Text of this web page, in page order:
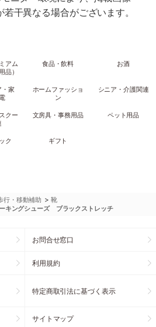
干異なる場合がございます。
アム
品）
食品・飲料 お酒
・家
ホームファッショ
ン
シニア・介護関連
クー
文房具・事務用品 ペット用品
ク ギフト
行・移動補助 > 靴
ングシューズ ブラックストレッチ
お問合せ窓口
利用規約
特定商取引法に基づく表示
サイトマップ